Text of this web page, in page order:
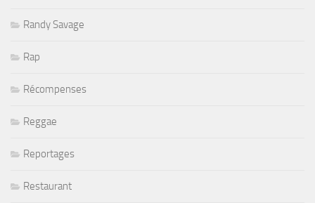
Randy Savage
Rap
Récompenses
Reggae
Reportages
Restaurant